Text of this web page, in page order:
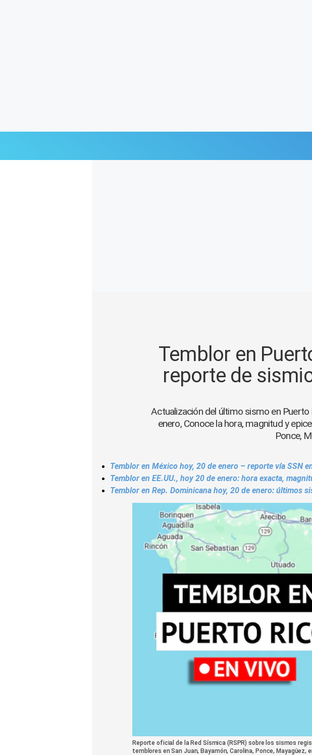
Temblor en
reporte de
Actualización del último sismo en Puerto
enero, Conoce la hora, magnitud y
Ponce,
Temblor en México hoy, 20 de enero – reporte vía SSN
Temblor en EE.UU., hoy 20 de enero: hora exacta,
Temblor en Rep. Dominicana hoy, 20 de enero: últimos
Reporte oficial de la Red Sísmica (RSPR) sobre los sismos
temblores en San Juan, Bayamón, Carolina, Ponce, Mayagüez,